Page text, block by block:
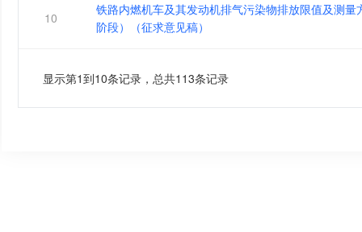
10
铁路内燃机车及其发动机排气污染物排放限值及测量
阶段）（征求意见稿）
显示第1到10条记录，总共113条记录